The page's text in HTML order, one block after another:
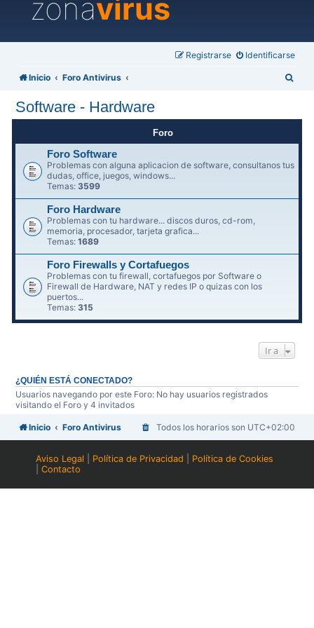
zonavirus
Identificarse
Registrarse
Inicio Foro Antivirus
Software - Hardware
Foro
Foro Software
Problemas con alguna aplicacion de software, consultanos tus
dudas, office, juegos, windows...
Temas: 3599
Foro Hardware
Problemas con tu hardware... discos duros, cd-rom,
memoria, procesador, tarjeta grafica...
Temas:1689
Foro Firewalls y Cortafuegos
Problemas con tu firewall, cortafuegos por Software o
Firewall de Hardware, NAT y redes IP o quizas con los
puertos...
Temas:315
Ir a
¿QUIÉN ESTÁ CONECTADO?
Usuarios navegando por este Foro: No hay usuarios registrados
visitando el Foro y 4 invitados
Inicio Foro Antivirus Todos los horarios son UTC+02:00
Aviso Legal Política de Privacidad
Política de Cookies
|Contacto